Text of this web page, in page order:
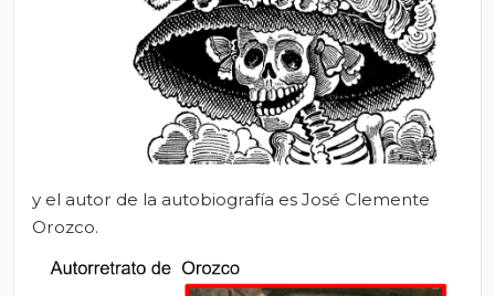
y el autor de la autobiografía es José Clemente
Orozco.